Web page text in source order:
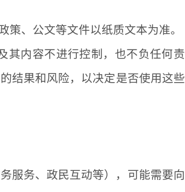
、公文等文件以纸质文本为准。
其内容不进行控制，也不负任何责
结果和风险，以决定是否使用这些
服务、政民互动等），可能需要向